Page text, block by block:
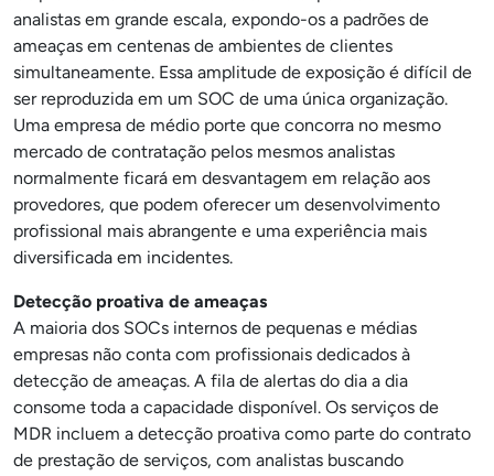
analistas em grande escala, expondo-os a padrões de
ameaças em centenas de ambientes de clientes
simultaneamente. Essa amplitude de exposição é difícil de
ser reproduzida em um SOC de uma única organização.
Uma empresa de médio porte que concorra no mesmo
mercado de contratação pelos mesmos analistas
normalmente ficará em desvantagem em relação aos
provedores, que podem oferecer um desenvolvimento
profissional mais abrangente e uma experiência mais
diversificada em incidentes.
Detecção proativa de ameaças
A maioria dos SOCs internos de pequenas e médias
empresas não conta com profissionais dedicados à
detecção de ameaças. A fila de alertas do dia a dia
consome toda a capacidade disponível. Os serviços de
MDR incluem a detecção proativa como parte do contrato
de prestação de serviços, com analistas buscando